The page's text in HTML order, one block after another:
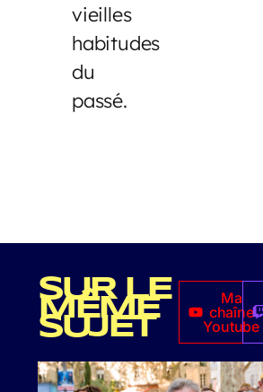
vieilles
habitudes
du
passé.
SUR LE
MÊME
SUJET
Ma
chaîne
Youtube